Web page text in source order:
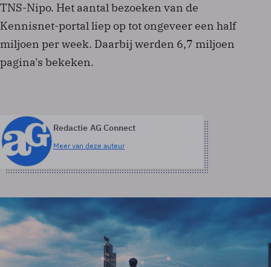
TNS-Nipo. Het aantal bezoeken van de
Kennisnet-portal liep op tot ongeveer een half
miljoen per week. Daarbij werden 6,7 miljoen
pagina's bekeken.
Redactie AG Connect
Meer van deze auteur